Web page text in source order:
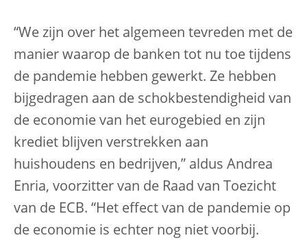
“We zijn over het algemeen tevreden met de
manier waarop de banken tot nu toe tijdens
de pandemie hebben gewerkt. Ze hebben
bijgedragen aan de schokbestendigheid van
de economie van het eurogebied en zijn
krediet blijven verstrekken aan
huishoudens en bedrijven,” aldus Andrea
Enria, voorzitter van de Raad van Toezicht
van de ECB. “Het effect van de pandemie op
de economie is echter nog niet voorbij.